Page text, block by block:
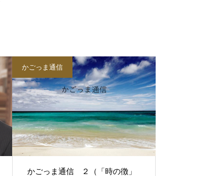
かごっま通信
かごっま通信 ２（「時の徴」